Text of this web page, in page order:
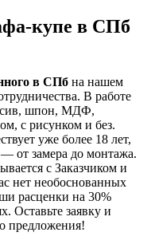
купе в СПб
в СПб на нашем
В работе
шпон, МДФ,
с рисунком и без.
уже более 18 лет,
от замера до монтажа.
с Заказчиком и
нет необоснованных
расценки на 30%
Оставьте заявку и
предложения!